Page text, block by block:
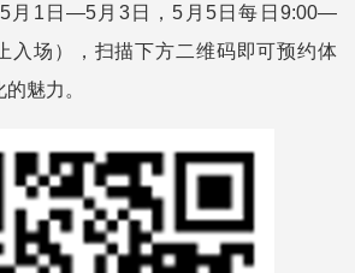
月1日—5月3日，5月5日每日9:00—
入场），扫描下方二维码即可预约体
魅力。